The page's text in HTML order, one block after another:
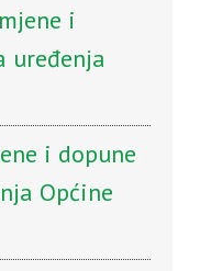
i
uređenja
i dopune
Općine